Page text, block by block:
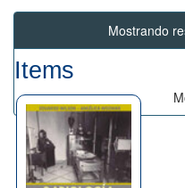
Mostrando
Items